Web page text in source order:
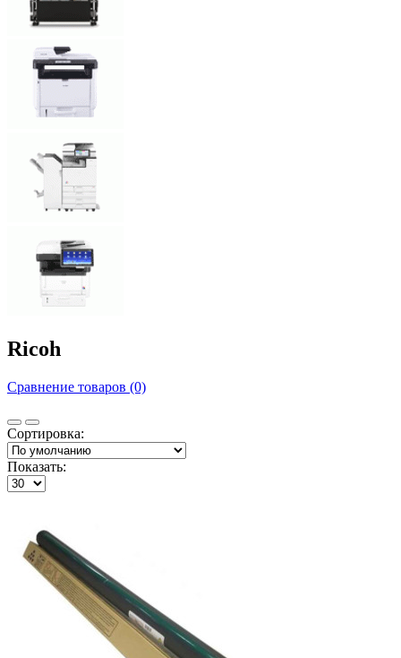
Ricoh
Сравнение товаров (0)
Сортировка:
Показать: